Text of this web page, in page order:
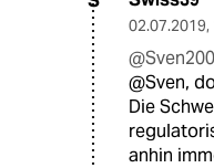
02.07.2019,
@Sven,
Die
anhin